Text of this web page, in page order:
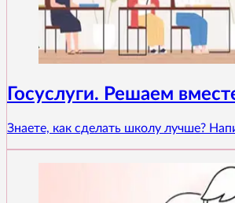
Госуслуги. Решаем
Знаете, как сделать школу лучше?